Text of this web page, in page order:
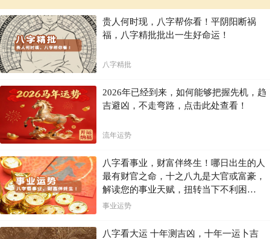
贵人何时现，八字帮你看！平阴阳断祸
福，八字精批批出一生好命运！
八字精批
2026年已经到来，如何能够把握先机，趋
吉避凶，不走弯路，点击此处查看！
流年运势
八字看事业，财富伴终生！哪日出生的人
最有财官之命，十之八九是大官或富豪，
解读您的事业天赋，扭转当下不利困
局！！
事业运势
八字看大运 十年测吉凶，十年一运卜吉